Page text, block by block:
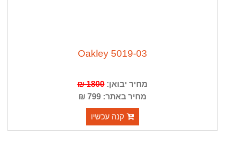
Oakley 5019-03
מחיר יבואן:1800 ₪
מחיר באתר: 799 ₪
קנה עכשיו